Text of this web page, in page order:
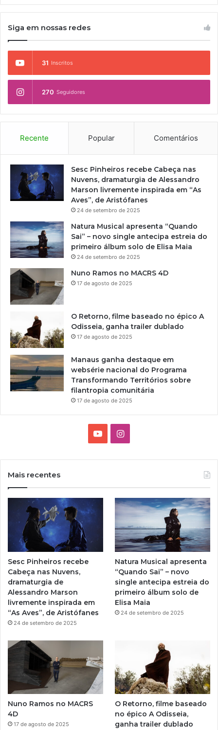
Siga em nossas redes
31 Inscritos
270 Seguidores
Recente Popular Comentários
Sesc Pinheiros recebe Cabeça nas
Nuvens, dramaturgia de Alessandro
Marson livremente inspirada em “As
Aves”, de Aristófanes
24 de setembro de 2025
Natura Musical apresenta “Quando
Sai” – novo single antecipa estreia do
primeiro álbum solo de Elisa Maia
24 de setembro de 2025
Nuno Ramos no MACRS 4D
17 de agosto de 2025
O Retorno, filme baseado no épico A
Odisseia, ganha trailer dublado
17 de agosto de 2025
Manaus ganha destaque em
websérie nacional do Programa
Transformando Territórios sobre
filantropia comunitária
17 de agosto de 2025
e
I
g
r
a
m
Mais recentes
Sesc Pinheiros recebe
Cabeça nas Nuvens,
dramaturgia de
Alessandro Marson
livremente inspirada em
“As Aves”, de Aristófanes
24 de setembro de 2025
Natura Musical apresenta
“Quando Sai” – novo
single antecipa estreia do
primeiro álbum solo de
Elisa Maia
24 de setembro de 2025
Nuno Ramos no MACRS
4D
17 de agosto de 2025
O Retorno, filme baseado
no épico A Odisseia,
ganha trailer dublado